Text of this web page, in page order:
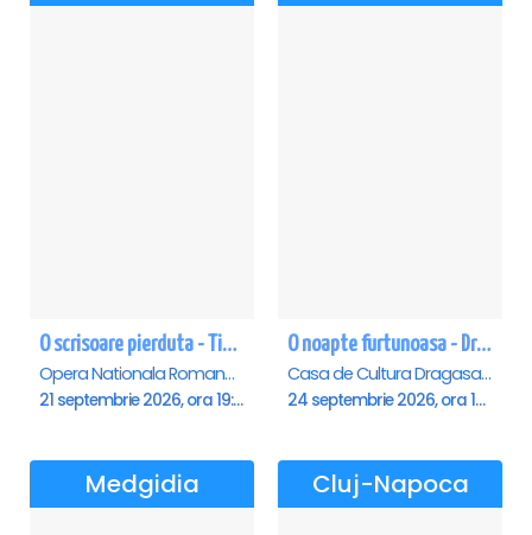
O scrisoare pierduta - Timisoara
Opera Nationala Romana , Timisoara
21 septembrie 2026, ora 19:00
O noapte furtunoasa - Dragasani
Casa de Cultura Dragasani, Dragasani
24 septembrie 2026, ora 19:00
Medgidia Cluj-Napoca